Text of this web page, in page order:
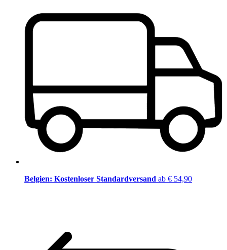
Belgien: Kostenloser Standardversand ab € 54,90